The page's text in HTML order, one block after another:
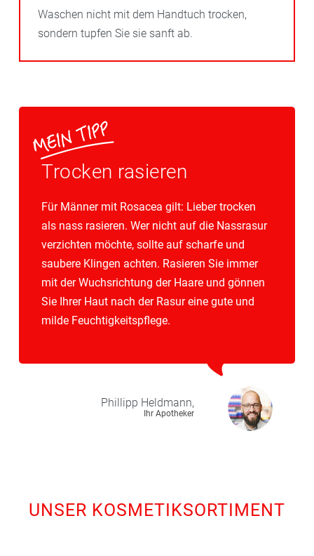
Waschen nicht mit dem Handtuch trocken,
sondern tupfen Sie sie sanft ab.
Trocken rasieren
Für Männer mit Rosacea gilt: Lieber trocken
als nass rasieren. Wer nicht auf die Nassrasur
verzichten möchte, sollte auf scharfe und
saubere Klingen achten. Rasieren Sie immer
mit der Wuchsrichtung der Haare und gönnen
Sie Ihrer Haut nach der Rasur eine gute und
milde Feuchtigkeitspflege.
Phillipp Heldmann,
Ihr Apotheker
UNSER KOSMETIKSORTIMENT